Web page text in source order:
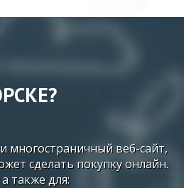
многостраничный веб-сайт,
сделать покупку онлайн.
также для: